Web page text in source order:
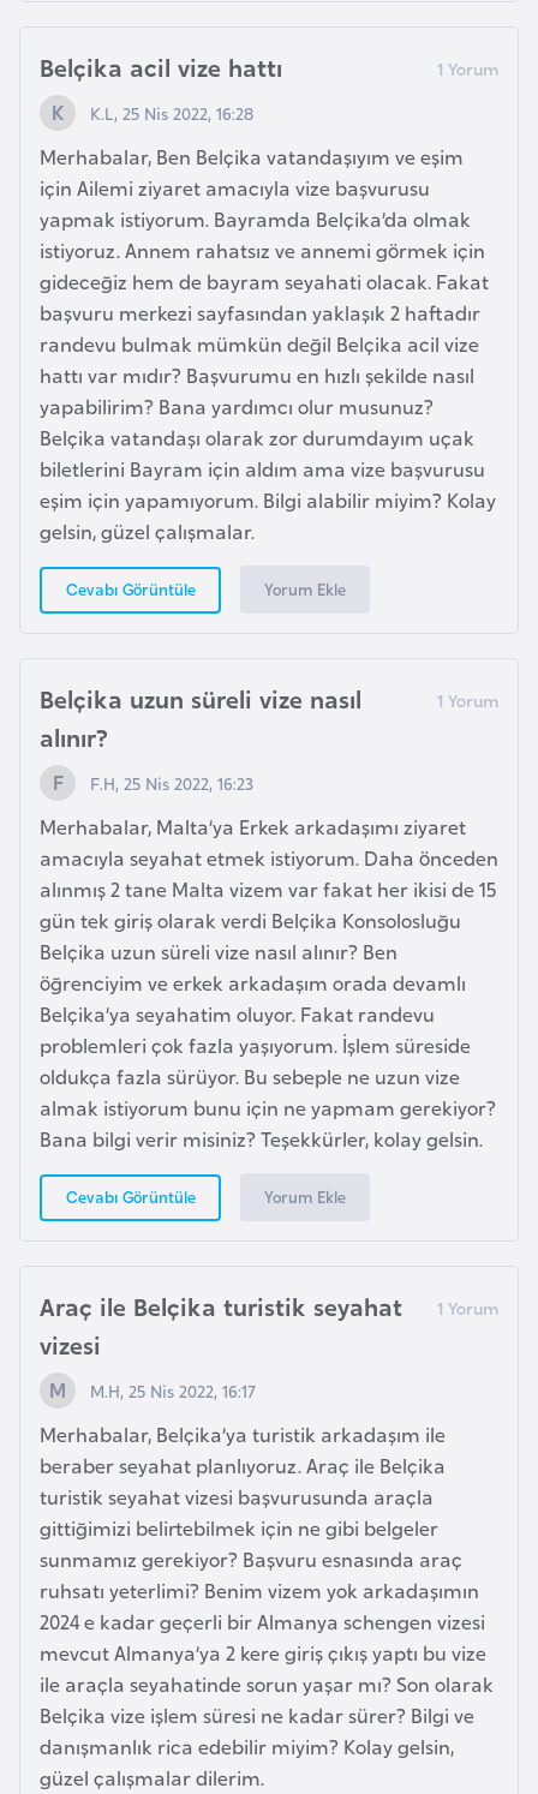
Belçika acil vize hattı
K.L, 25 Nis 2022, 16:28
Merhabalar, Ben Belçika vatandaşıyım ve eşim
için Ailemi ziyaret amacıyla vize başvurusu
yapmak istiyorum. Bayramda Belçika’da olmak
istiyoruz. Annem rahatsız ve annemi görmek için
gideceğiz hem de bayram seyahati olacak. Fakat
başvuru merkezi sayfasından yaklaşık 2 haftadır
randevu bulmak mümkün değil Belçika acil vize
hattı var mıdır? Başvurumu en hızlı şekilde nasıl
yapabilirim? Bana yardımcı olur musunuz?
Belçika vatandaşı olarak zor durumdayım uçak
biletlerini Bayram için aldım ama vize başvurusu
eşim için yapamıyorum. Bilgi alabilir miyim? Kolay
gelsin, güzel çalışmalar.
Cevabı Görüntüle Yorum Ekle
Belçika uzun süreli vize nasıl
alınır?
F.H, 25 Nis 2022, 16:23
Merhabalar, Malta’ya Erkek arkadaşımı ziyaret
amacıyla seyahat etmek istiyorum. Daha önceden
alınmış 2 tane Malta vizem var fakat her ikisi de 15
gün tek giriş olarak verdi Belçika Konsolosluğu
Belçika uzun süreli vize nasıl alınır? Ben
öğrenciyim ve erkek arkadaşım orada devamlı
Belçika’ya seyahatim oluyor. Fakat randevu
problemleri çok fazla yaşıyorum. İşlem süreside
oldukça fazla sürüyor. Bu sebeple ne uzun vize
almak istiyorum bunu için ne yapmam gerekiyor?
Bana bilgi verir misiniz? Teşekkürler, kolay gelsin.
Cevabı Görüntüle Yorum Ekle
Araç ile Belçika turistik seyahat
vizesi
M.H, 25 Nis 2022, 16:17
Merhabalar, Belçika’ya turistik arkadaşım ile
beraber seyahat planlıyoruz. Araç ile Belçika
turistik seyahat vizesi başvurusunda araçla
gittiğimizi belirtebilmek için ne gibi belgeler
sunmamız gerekiyor? Başvuru esnasında araç
ruhsatı yeterlimi? Benim vizem yok arkadaşımın
2024 e kadar geçerli bir Almanya schengen vizesi
mevcut Almanya’ya 2 kere giriş çıkış yaptı bu vize
ile araçla seyahatinde sorun yaşar mı? Son olarak
Belçika vize işlem süresi ne kadar sürer? Bilgi ve
danışmanlık rica edebilir miyim? Kolay gelsin,
güzel çalışmalar dilerim.
İ
l
a
n
d
a
K
a
m
b
o
ç
y
a
K
a
m
e
r
u
n
K
a
n
a
d
a
K
a
r
a
d
a
K
e
n
y
a
K
o
n
g
o
K
ü